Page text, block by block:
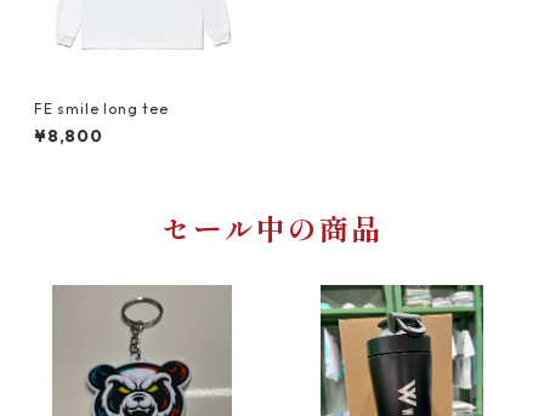
FE smile long tee
¥8,800
セール中の商品